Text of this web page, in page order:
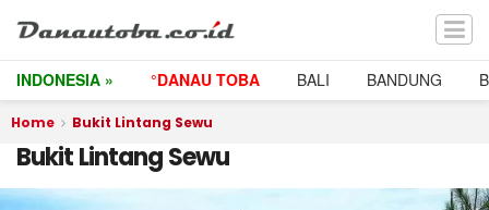
INDONESIA » °DANAU TOBA BALI BANDUNG
Home Bukit Lintang Sewu
Bukit Lintang Sewu